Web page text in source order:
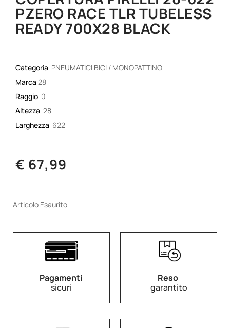
PZERO RACE TLR TUBELESS
READY 700X28 BLACK
Categoria PNEUMATICI BICI / MONOPATTINO
Marca 28
Raggio 0
Altezza 28
Larghezza 622
€ 67,99
Articolo Esaurito
Pagamenti
sicuri
Reso
garantito